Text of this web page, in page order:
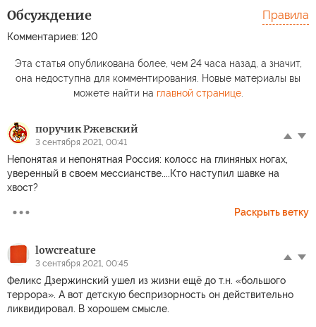
Обсуждение
Комментариев: 120
Правила
Эта статья опубликована более, чем 24 часа назад, а значит,
она недоступна для комментирования. Новые материалы вы
можете найти на главной странице.
поручик Ржевский
3 сентября 2021, 00:41
Непонятая и непонятная Россия: колосс на глиняных ногах,
уверенный в своем мессианстве....Кто наступил шавке на
хвост?
Раскрыть ветку
lowcreature
3 сентября 2021, 00:45
Феликс Дзержинский ушел из жизни ещё до т.н. «большого
террора». А вот детскую беспризорность он действительно
ликвидировал. В хорошем смысле.